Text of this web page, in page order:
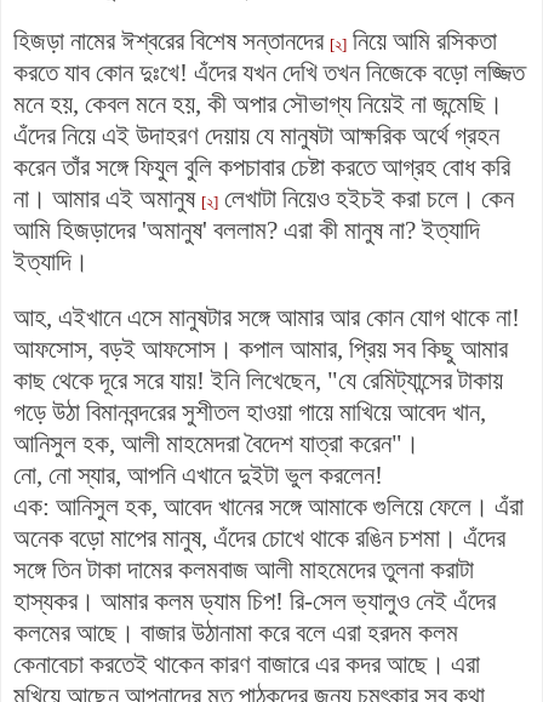
হিজড়া নামের ঈশ্বরের বিশেষ সন্তানদের [২] নিয়ে আমি রসিকতা
করতে যাব কোন দুঃখে! এঁদের যখন দেখি তখন নিজেকে বড়ো লজ্জিত
মনে হয়, কেবল মনে হয়, কী অপার সৌভাগ্য নিয়েই না জন্মেছি।
এঁদের নিয়ে এই উদাহরণ দেয়ায় যে মানুষটা আক্ষরিক অর্থে গ্রহন
করেন তাঁর সঙ্গে ফিযুল বুলি কপচাবার চেষ্টা করতে আগ্রহ বোধ করি
না। আমার এই অমানুষ [২] লেখাটা নিয়েও হইচই করা চলে। কেন
আমি হিজড়াদের 'অমানুষ' বললাম? এরা কী মানুষ না? ইত্যাদি
ইত্যাদি।
আহ, এইখানে এসে মানুষটার সঙ্গে আমার আর কোন যোগ থাকে না!
আফসোস, বড়ই আফসোস। কপাল আমার, প্রিয় সব কিছু আমার
কাছ থেকে দূরে সরে যায়! ইনি লিখেছেন, "যে রেমিট্যান্সের টাকায়
গড়ে উঠা বিমানবন্দরের সুশীতল হাওয়া গায়ে মাখিয়ে আবেদ খান,
আনিসুল হক, আলী মাহমেদরা বৈদেশ যাত্রা করেন"।
নো, নো স্যার, আপনি এখানে দুইটা ভুল করলেন!
এক: আনিসুল হক, আবেদ খানের সঙ্গে আমাকে গুলিয়ে ফেলে। এঁরা
অনেক বড়ো মাপের মানুষ, এঁদের চোখে থাকে রঙিন চশমা। এঁদের
সঙ্গে তিন টাকা দামের কলমবাজ আলী মাহমেদের তুলনা করাটা
হাস্যকর। আমার কলম ড্যাম চিপ! রি-সেল ভ্যালুও নেই এঁদের
কলমের আছে। বাজার উঠানামা করে বলে এরা হরদম কলম
কেনাবেচা করতেই থাকেন কারণ বাজারে এর কদর আছে। এরা
মুখিয়ে আছেন আপনাদের মত পাঠকদের জন্য চমৎকার সব কথা